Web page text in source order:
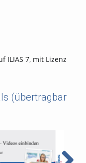
ILIAS 7, mit Lizenz
(übertragbar